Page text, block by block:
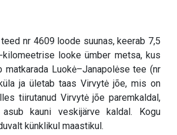
nr 4609 loode suunas, keerab 7,5
looke ümber metsa, kus
Luokė–Janapolėse tee (nr
ja ületab taas Virvytė jõe, mis on
tiirutanud Virvytė jõe paremkaldal,
kauni veskijärve kaldal. Kogu
künklikul maastikul.